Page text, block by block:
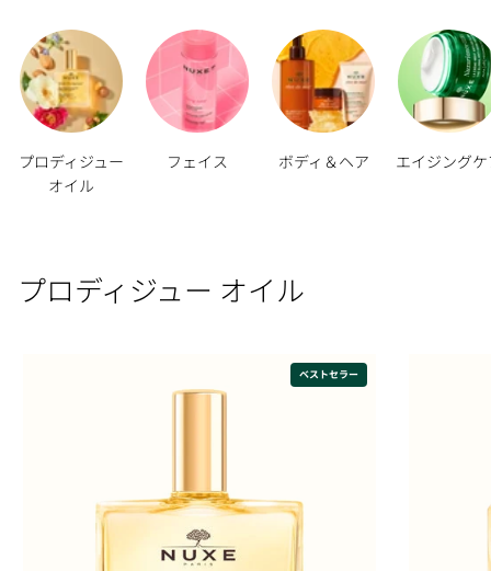
プロディジュー
オイル
フェイス ボディ＆ヘア エイジング
プロディジュー オイル
ベストセラー